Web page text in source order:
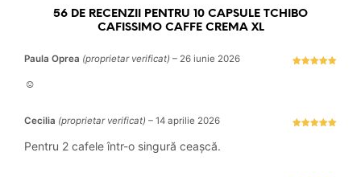
56 DE RECENZII PENTRU 10 CAPSULE TCHIBO
CAFISSIMO CAFFE CREMA XL
Paula Oprea (proprietar verificat) – 26 iunie 2026
☺️
Cecilia (proprietar verificat) – 14 aprilie 2026
Pentru 2 cafele într-o singură ceașcă.